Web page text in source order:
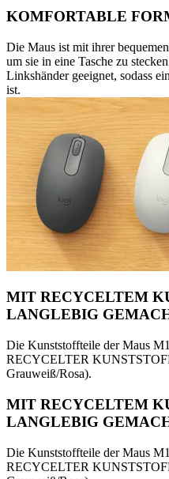
KOMFORTABLE
Die Maus ist mit ihrer
um sie in eine Tasche zu
Linkshänder geeignet, sodass
ist.
MIT RECYCELTEM
LANGLEBIG
Die Kunststoffteile der Maus
RECYCELTER
Grauweiß/Rosa).
MIT RECYCELTEM
LANGLEBIG
Die Kunststoffteile der Maus
RECYCELTER